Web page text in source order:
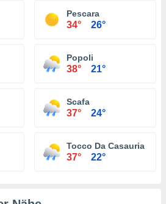
Pescara
34° 26°
Popoli
38° 21°
Scafa
37° 24°
Tocco Da Casauria
37° 22°